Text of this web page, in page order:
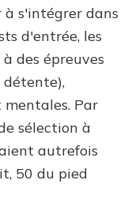
s'intégrer dans
d'entrée, les
des épreuves
détente),
mentales. Par
sélection à
autrefois
50 du pied